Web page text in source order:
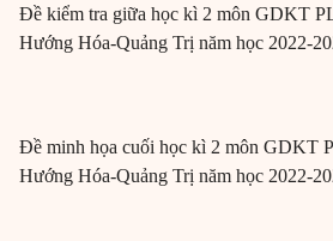
Đề kiểm tra giữa học kì 2 môn GDKT
Hướng Hóa-Quảng Trị năm học 2022-
Đề minh họa cuối học kì 2 môn GDKT
Hướng Hóa-Quảng Trị năm học 2022-